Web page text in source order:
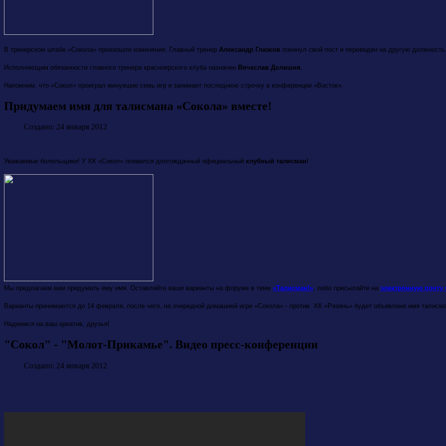
В тренерском штабе «Сокола» произошли изменения. Главный тренер Александр Глазков покинул свой пост и переведен на другую
Исполняющим обязанности главного тренера красноярского клуба назначен Вячеслав Долишня
Напомним, что «Сокол» проиграл минувшие семь игр и занимает последнюю строчку в конференции «Восток».
Придумаем имя для талисмана «Сокола» вместе!
Создано: 24 января 2012
Уважаемые болельщики! У ХК «Сокол» появился долгожданный официальный клубный талисман!
Мы предлагаем вам придумать ему имя. Оставляйте ваши варианты на форуме в теме «Талисман!», либо присылайте на электронную почту
Варианты принимаются до 14 февраля, после чего, на очередной домашней игре «Сокола» - против ХК «Рязянь» будет объявлено имя
Надеемся на ваш креатив, друзья!
"Сокол" - "Молот-Прикамье". Видео пресс-конференции
Создано: 24 января 2012